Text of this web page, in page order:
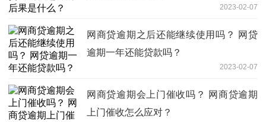
2023-02-07
网商贷逾期之后还能继续使用吗？ 网贷
逾期一年还能贷款吗？
2023-02-07
网商贷逾期会上门催收吗？ 网商贷逾期
上门催收怎么应对？